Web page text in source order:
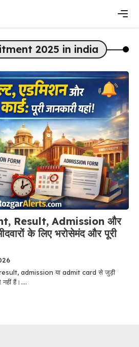
2025 in india
Result, Admission और
के लिए भरोसेमंद और पूरी
admission या admit card से जुड़ी
हैं।....